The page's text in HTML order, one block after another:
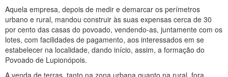
Aquela empresa, depois de medir e demarcar os perímetros
urbano e rural, mandou construir às suas expensas cerca de 30
por cento das casas do povoado, vendendo-as, juntamente com os
lotes, com facilidades de pagamento, aos interessados em se
estabelecer na localidade, dando início, assim, a formação do
Povoado de Lupionópois.
A venda de terras, tanto na zona urbana quanto na rural, fora